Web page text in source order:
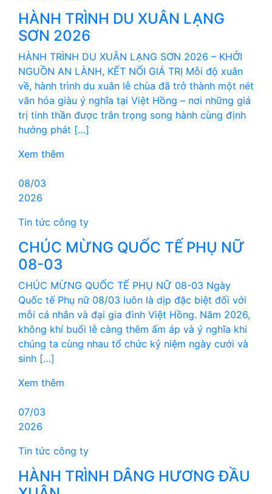
HÀNH TRÌNH DU XUÂN LẠNG
SƠN 2026
HÀNH TRÌNH DU XUÂN LẠNG SƠN 2026 – KHỞI
NGUỒN AN LÀNH, KẾT NỐI GIÁ TRỊ Mỗi độ xuân
về, hành trình du xuân lễ chùa đã trở thành một nét
văn hóa giàu ý nghĩa tại Việt Hồng – nơi những giá
trị tinh thần được trân trọng song hành cùng định
hướng phát […]
Xem thêm
08/03
2026
Tin tức công ty
CHÚC MỪNG QUỐC TẾ PHỤ NỮ
08-03
CHÚC MỪNG QUỐC TẾ PHỤ NỮ 08-03 Ngày
Quốc tế Phụ nữ 08/03 luôn là dịp đặc biệt đối với
mỗi cá nhân và đại gia đình Việt Hồng. Năm 2026,
không khí buổi lễ càng thêm ấm áp và ý nghĩa khi
chúng ta cùng nhau tổ chức kỷ niệm ngày cưới và
sinh […]
Xem thêm
07/03
2026
Tin tức công ty
HÀNH TRÌNH DÂNG HƯƠNG ĐẦU